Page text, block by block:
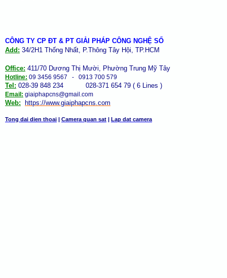
CÔNG TY CP ĐT & PT GIẢI PHÁP CÔNG NGHỆ SỐ
Add: 34/2H1 Thống Nhất, P.Thông Tây Hội, TP.HCM
Office: 411/70 Dương Thị Mười, Phường Trung Mỹ Tây
Hotline: 09 3456 9567 - 0913 700 579
Tel: 028-39 848 234 028-371 654 79 ( 6 Lines )
Email: giaiphapcns@gmail.com
Web: https://www.giaiphapcns.com
Tong dai dien thoai | Camera quan sat | Lap dat camera